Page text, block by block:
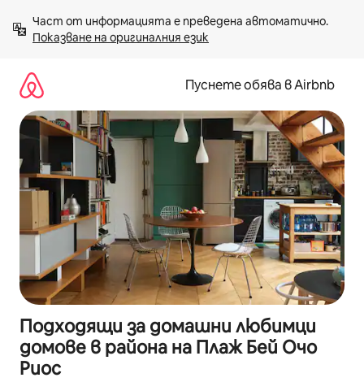
към
съдържанието
Показване на оригиналния език
Пуснете обява в Airbnb
Подходящи за домашни любимци
домове в района на Плаж Бей Очо
Риос